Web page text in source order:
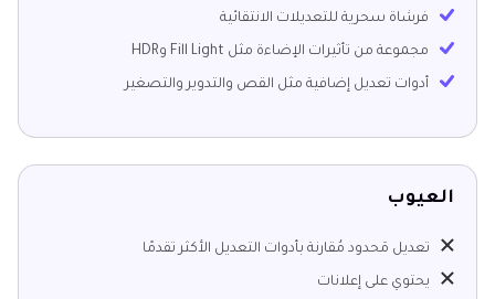
فرشاة سحرية للتعديلات الانتقائية
مجموعة من تأثيرات الإضاءة مثل Fill Light وHDR
أدوات تعديل إضافية مثل القص والتدوير والتصغير
العيوب
تعديل مَحدود مُقارنة بأدوات التعديل الأكثر تقدمًا
يحتوي على إعلانات